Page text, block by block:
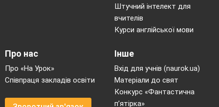
Штучний інтелект для
вчителів
Курси англійської мови
Про нас
Про «На Урок»
Співпраця закладів освіти
Інше
Вхід для учнів (naurok.ua)
Матеріали до свят
Конкурс «Фантастична
п’ятірка»